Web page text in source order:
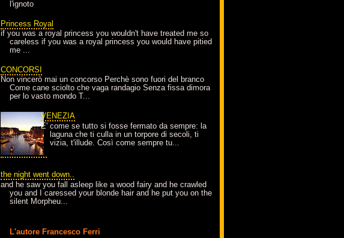
l'ignoto
Princess Royal
if you was a royal princess you wouldn't have treated me so
careless if you was a royal princess you would have pitied
me ...
CONCORSI
Non vincerò mai un concorso Perchè sono fuori del branco
Come cane sciolto che vaga randagio Senza fissa dimora
per lo vasto mondo T...
VENEZIA
E' come se tutto si fosse fermato da sempre: la
laguna che ti culla in un torpore di secoli, ti
vizia, t'illude. Così come sempre tu...
the night went down..
and he saw you fall asleep like a wood fairy and he crawled
you and I caressed your blonde hair and he put you on the
silent Morpheu...
L'autore Francesco Ferri